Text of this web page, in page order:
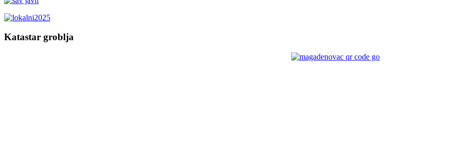
Katastar groblja